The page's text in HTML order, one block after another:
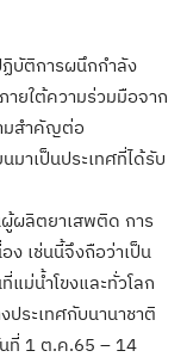
ฏิบัติการผนึกกำลัง
ยใต้ความร่วมมือจาก
มสำคัญต่อ
มาเป็นประเทศที่ได้รับ
ผลิตยาเสพติด การ
ง เช่นนี้จึงถือว่าเป็น
ม่น้ำโขงและทั่วโลก
ประเทศกับนานาชาติ
ที่ 1 ต.ค.65 – 14